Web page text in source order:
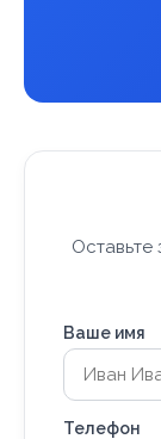
Оставьте
Ваше имя
Телефон